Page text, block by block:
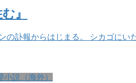
』
訃報からはじまる。 シカゴに
説（海外）